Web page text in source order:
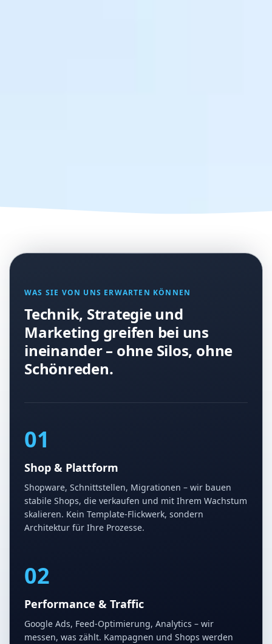
WAS SIE VON UNS ERWARTEN KÖNNEN
Technik, Strategie und
Marketing greifen bei uns
ineinander – ohne Silos, ohne
Schönreden.
01
Shop & Plattform
Shopware, Schnittstellen, Migrationen – wir bauen
stabile Shops, die verkaufen und mit Ihrem Wachstum
skalieren. Kein Template-Flickwerk, sondern
Architektur für Ihre Prozesse.
02
Performance & Traffic
Google Ads, Feed-Optimierung, Analytics – wir
messen, was zählt. Kampagnen und Shops werden